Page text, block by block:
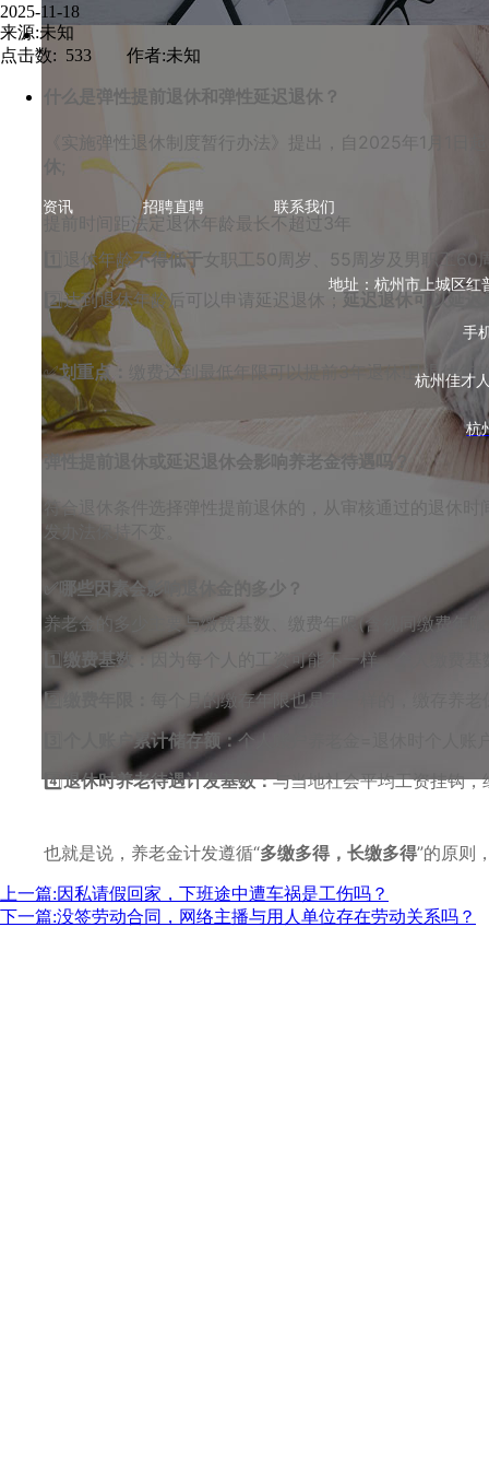
2025-11-18
来源:未知
点击数: 533 作者:未知
什么是弹性提前退休和弹性延迟退休？
《实施弹性退休制度暂行办法》提出，自2025年1月1日
提前时间距法定退休年龄最长不超过3年
1️⃣退休年龄不得低于 女职工50周岁、55周岁及男职工60
2️⃣达到退休年龄后可以申请延迟退休；延迟退休可以延迟
✅划重点： 缴费达到最低年限可以提前3年退休!且退休年
弹性提前退休或延迟退休会影响养老金待遇吗？
符合退休条件选择弹性提前退休的，从审核通过的退休
发办法保持不变。
✅哪些因素会影响退休金的多少？
养老金的多少主要与缴费基数、缴费年限(含视同缴费年
1️⃣缴费基数： 因为每个人的工资可能不一样，个人缴费
2️⃣
每个月的缴存年限也是不一样的，缴存养
个人账户累计储存额：个人账户养老金=退休时个人账
4️⃣退休时养老待遇计发基数：与当地社会平均工资挂钩
也就是说，养老金计发遵循“多缴多得，长缴多得”的原则
上一篇:因私请假回家，下班途中遭车祸是工伤吗？
下一篇:没签劳动合同，网络主播与用人单位存在劳动关系吗？
地址：杭州市上城区红
手
杭州佳才
杭
热点资讯 招聘直聘 联系我们